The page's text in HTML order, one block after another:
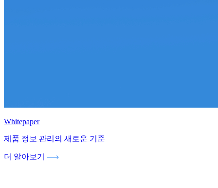
Whitepaper
제품 정보 관리의 새로운 기준
더 알아보기